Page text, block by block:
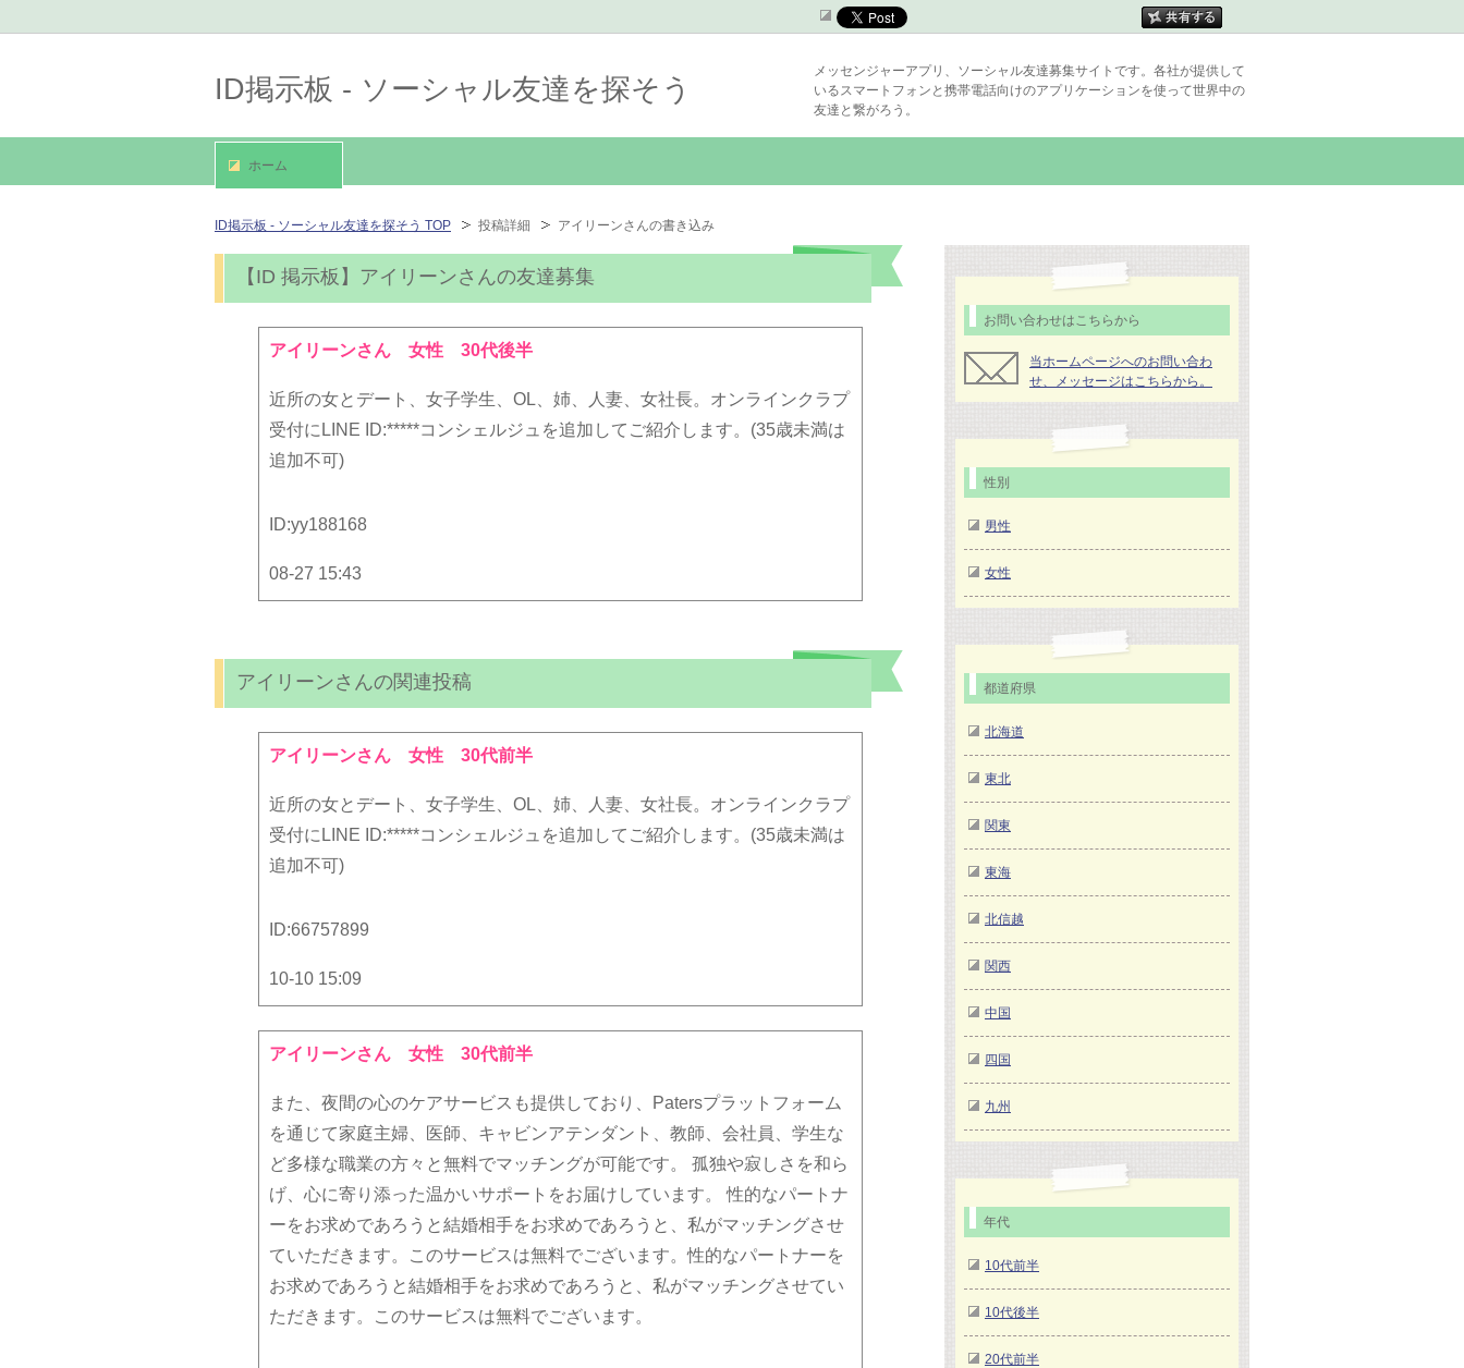
ID掲示板 - ソーシャル友達を探そう TOP 投稿詳細 アイリーンさんの書き込み
【ID 掲示板】アイリーンさんの友達募集
アイリーンさん 女性 30代後半
近所の女とデート、女子学生、OL、姉、人妻、女社長。オンラインクラプ
受付にLINE ID:*****コンシェルジュを追加してご紹介します。(35歳未満は
追加不可)
ID:yy188168
08-27 15:43
アイリーンさんの関連投稿
アイリーンさん 女性 30代前半
近所の女とデート、女子学生、OL、姉、人妻、女社長。オンラインクラプ
受付にLINE ID:*****コンシェルジュを追加してご紹介します。(35歳未満は
追加不可)
ID:66757899
10-10 15:09
アイリーンさん 女性 30代前半
また、夜間の心のケアサービスも提供しており、Patersプラットフォーム
を通じて家庭主婦、医師、キャビンアテンダント、教師、会社員、学生な
ど多様な職業の方々と無料でマッチングが可能です。 孤独や寂しさを和ら
げ、心に寄り添った温かいサポートをお届けしています。 性的なパートナ
ーをお求めであろうと結婚相手をお求めであろうと、私がマッチングさせ
ていただきます。このサービスは無料でございます。性的なパートナーを
お求めであろうと結婚相手をお求めであろうと、私がマッチングさせてい
ただきます。このサービスは無料でございます。
お問い合わせはこちらから
当ホームページへのお問い合わ
せ、メッセージはこちらから。
性別
男性
女性
都道府県
北海道
東北
関東
東海
北信越
関西
中国
四国
九州
年代
10代前半
10代後半
20代前半
ID掲示板 - ソーシャル友達を探そう
メッセンジャーアプリ、ソーシャル友達募集サイトです。各社が提供して
いるスマートフォンと携帯電話向けのアプリケーションを使って世界中の
友達と繋がろう。
ホーム